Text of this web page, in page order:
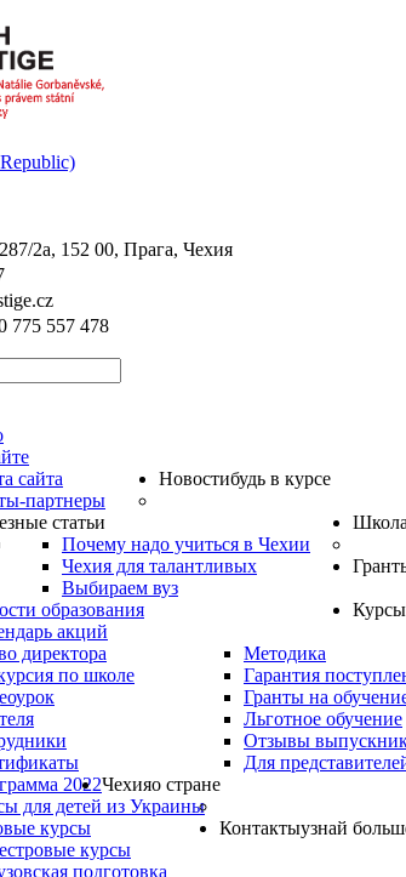
2a, 152 00, Прага, Чехия
775 557 478
сайта
партнеры
Новостибудь в курсе
статьи
Почему надо учиться в Чехии
Чехия для талантливых
Выбираем вуз
образования
акций
Школа
директора
по школе
Методика
Гарантия
Гранты на
Льготное обучение
Отзывы
Для
2022
Курсы
для детей из Украины
курсы
курсы
подготовка
Чехияо стране
Контактыузнай